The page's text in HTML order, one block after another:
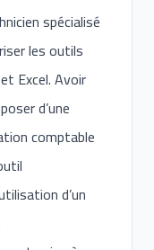
spécialisé
les outils
Excel. Avoir
d’une
comptable
d’un